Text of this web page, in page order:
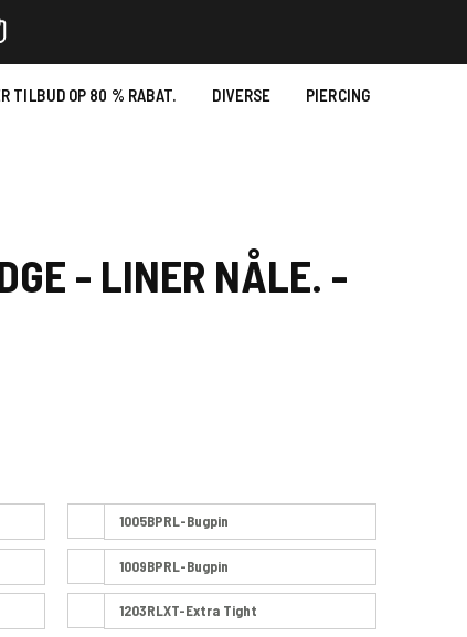
TILBUD OP 80 % RABAT. DIVERSE PIERCING
- LINER NÅLE. -
1005BPRL-Bugpin
1009BPRL-Bugpin
1203RLXT-Extra Tight